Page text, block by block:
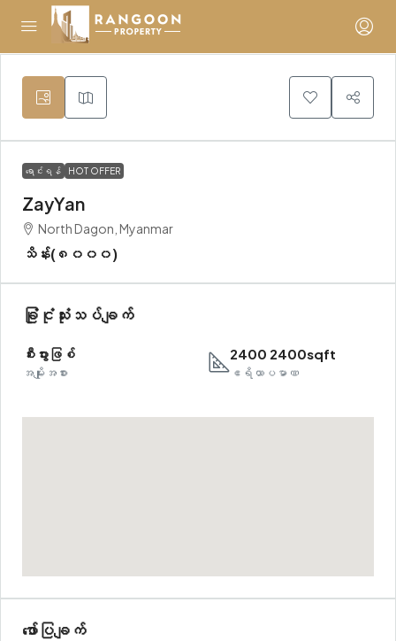
ရောင်းရန် HOT OFFER
ZayYan
North Dagon, Myanmar
သိန်း(၈၀၀၀)
ခြုံငုံသုံးသပ်ချက်
စီးပွားဖြစ်
အမျိုးအစား
2400 2400sqft
ဧရိယာပမာဏ
ဖော်ပြချက်